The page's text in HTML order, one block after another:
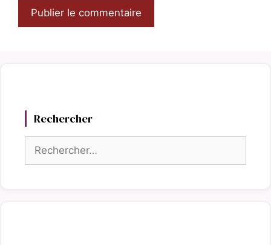
Rechercher
Rechercher :